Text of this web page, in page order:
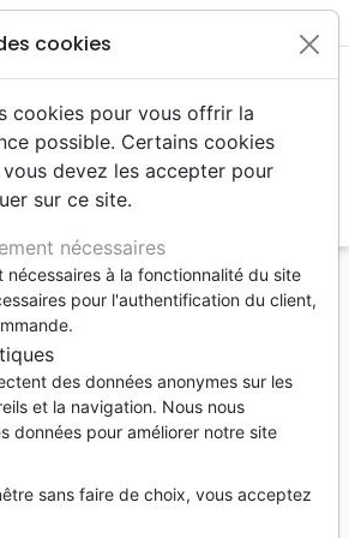
Eglise
- POUR UNE ÉGLISE
INTERDITE - POUR UNE
EAN9782826032588
LA BIBLE
cookies
cookies pour vous offrir la
possible. Certains cookies
devez les accepter pour
sur ce site.
nécessaires
nécessaires à la fonctionnalité du site
pour l'authentification du client,
des données anonymes sur les
et la navigation. Nous nous
données pour améliorer notre site
sans faire de choix, vous acceptez